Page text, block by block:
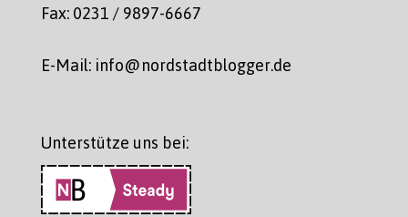
Fax: 0231 / 9897-6667
E-Mail: info@nordstadtblogger.de
Unterstütze uns bei: